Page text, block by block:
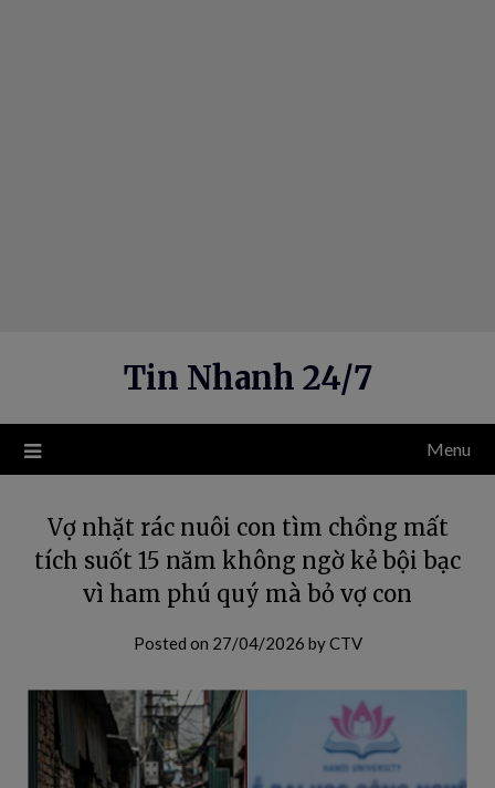
Tin Nhanh 24/7
Menu
Vợ nhặt rác nuôi con tìm chồng mất
tích suốt 15 năm không ngờ kẻ bội bạc
vì ham phú quý mà bỏ vợ con
Posted on 27/04/2026 byCTV